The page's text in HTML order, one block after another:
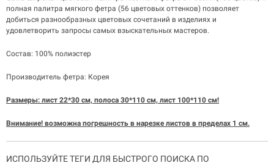
полная палитра мягкого фетра (56 цветовых оттенков) позволяет
добиться разнообразных цветовых сочетаний в изделиях и
удовлетворить запросы самых взыскательных мастеров.
Состав: 100% полиэстер
Производитель фетра: Корея
Размеры: лист 22*30 см, полоса 30*110 см, лист 100*110 см!
Внимание! возможна погрешность в нарезке листов в пределах 1 см.
ИСПОЛЬЗУЙТЕ ТЕГИ ДЛЯ БЫСТРОГО ПОИСКА ПО